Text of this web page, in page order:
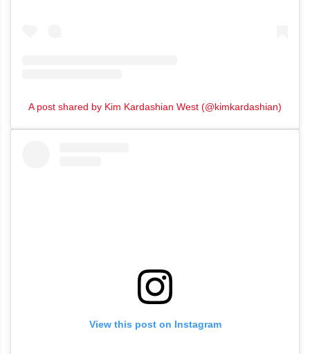
A post shared by Kim Kardashian West (@kimkardashian)
View this post on Instagram